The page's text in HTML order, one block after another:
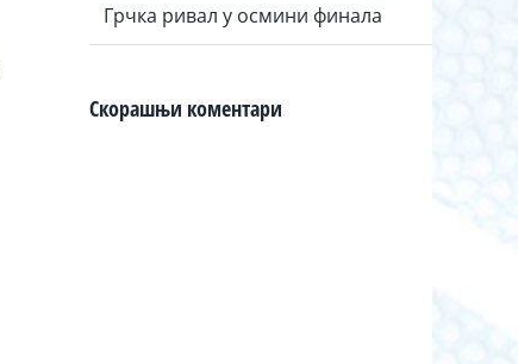
Грчка ривал у осмини финала
Скорашњи коментари